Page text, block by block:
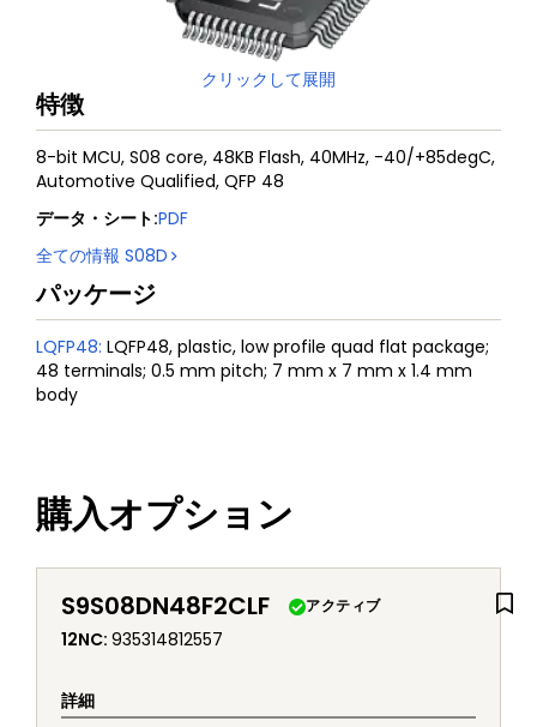
クリックして展開
特徴
8-bit MCU, S08 core, 48KB Flash, 40MHz, -40/+85degC,
Automotive Qualified, QFP 48
データ・シート:PDF
全ての情報 S08D
パッケージ
LQFP48: LQFP48, plastic, low profile quad flat package;
48 terminals; 0.5 mm pitch; 7 mm x 7 mm x 1.4 mm
body
購入オプション
S9S08DN48F2CLF アクティブ
12NC: 935314812557
詳細